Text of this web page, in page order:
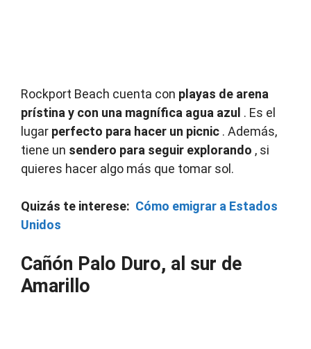
Rockport Beach cuenta con playas de arena
prístina y con una magnífica agua azul . Es el
lugar perfecto para hacer un picnic . Además,
tiene un sendero para seguir explorando , si
quieres hacer algo más que tomar sol.
Quizás te interese: Cómo emigrar a Estados
Unidos
Cañón Palo Duro, al sur de
Amarillo